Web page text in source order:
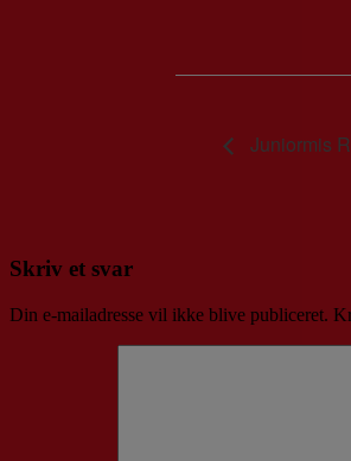
Juniormis
Skriv et svar
Din e-mailadresse vil ikke blive publiceret.